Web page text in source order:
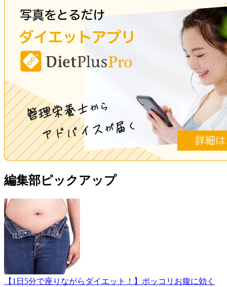
編集部ピックアップ
【1日5分で座りながらダイエット！】ポッコリお腹に効く